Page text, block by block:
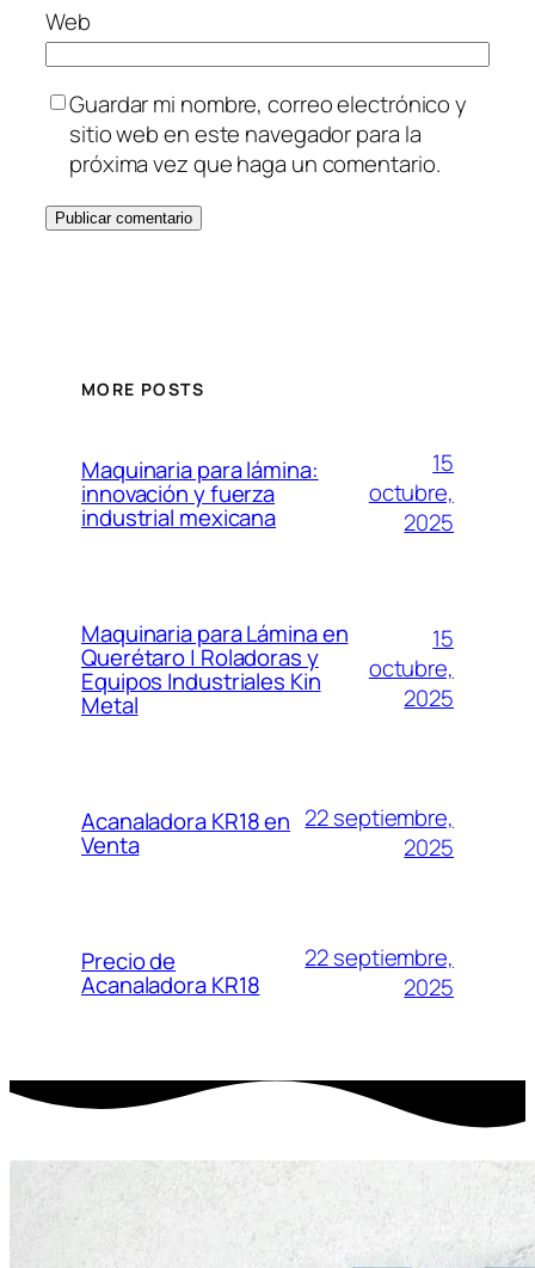
Web
Guardar mi nombre, correo electrónico y
sitio web en este navegador para la
próxima vez que haga un comentario.
MORE POSTS
Maquinaria para lámina:
innovación y fuerza
industrial mexicana
15
octubre,
2025
Maquinaria para Lámina en
Querétaro | Roladoras y
Equipos Industriales Kin
Metal
15
octubre,
2025
Acanaladora KR18 en
Venta
22 septiembre,
2025
Precio de
Acanaladora KR18
22 septiembre,
2025